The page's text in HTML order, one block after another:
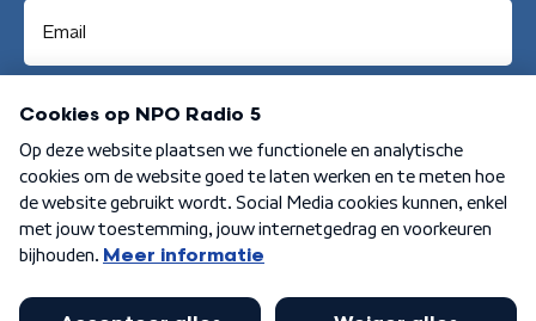
Aanmelden
Algemene voorwaarden Privacybeleid